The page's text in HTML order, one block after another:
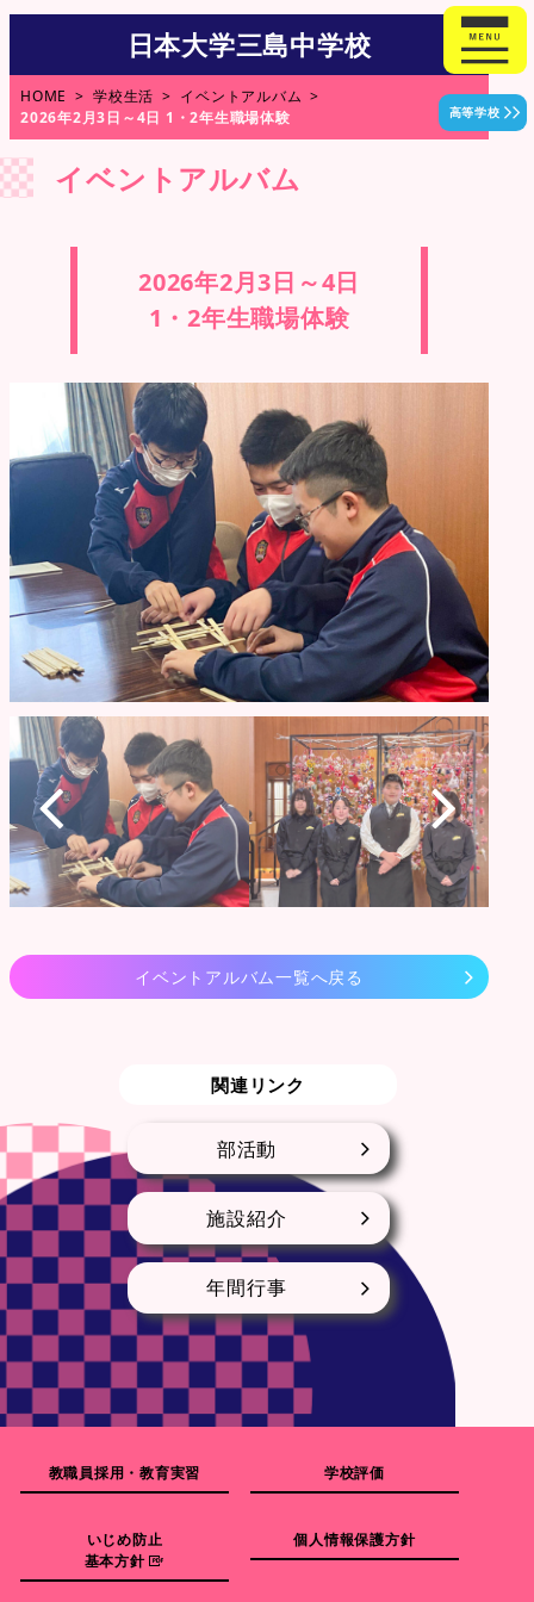
高等学校
日本大学三島中学校
HOME 学校生活
イベントアルバム
2026年2月3日～4日 1・2年生職場体験
イベントアルバム
2026年2月3日～4日
1・2年生職場体験
イベントアルバム一覧へ戻る
関連リンク
部活動
施設紹介
年間行事
教職員採用・教育実習 学校評価
いじめ防止
基本方針
個人情報保護方針